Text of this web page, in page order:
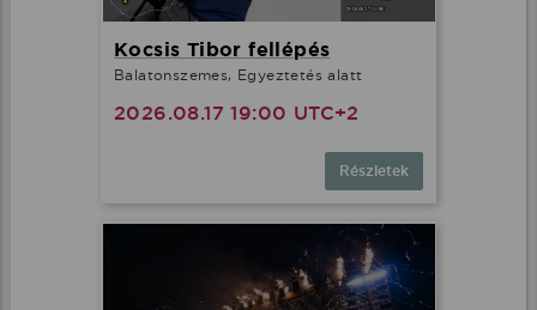
Kocsis Tibor fellépés
Balatonszemes, Egyeztetés alatt
2026.08.17 19:00 UTC+2
Részletek